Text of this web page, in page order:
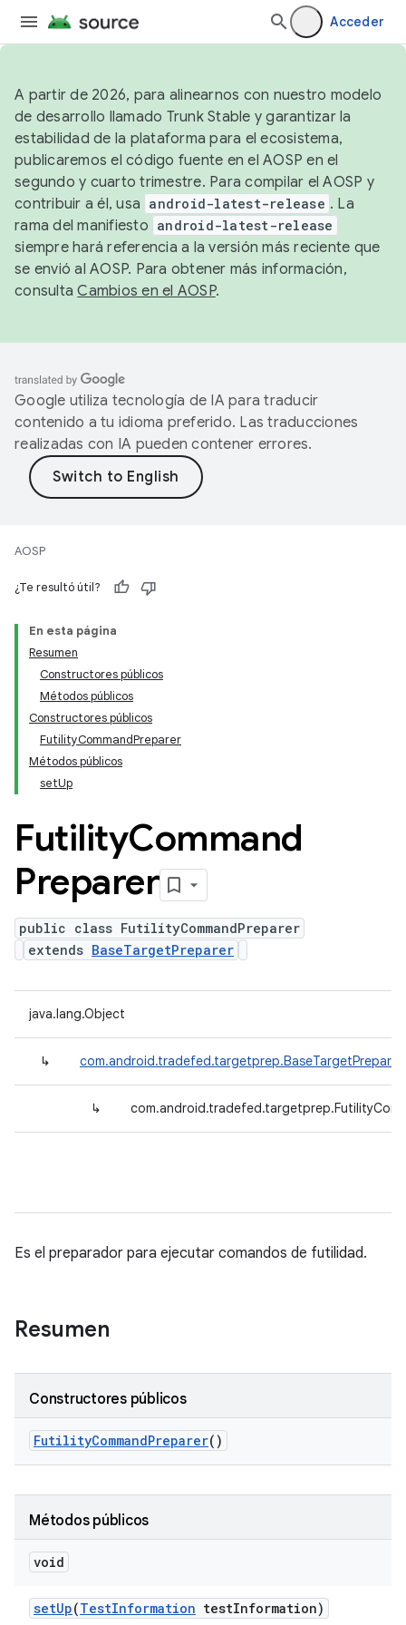
Acceder
A partir de 2026, para alinearnos con nuestro modelo
de desarrollo llamado Trunk Stable y garantizar la
estabilidad de la plataforma para el ecosistema,
publicaremos el código fuente en el AOSP en el
segundo y cuarto trimestre. Para compilar el AOSP y
contribuir a él, usa android-latest-release . La
rama del manifiesto android-latest-release
siempre hará referencia a la versión más reciente que
se envió al AOSP. Para obtener más información,
consultaCambios en el AOSP.
Google utiliza tecnología de IA para traducir
contenido a tu idioma preferido. Las traducciones
realizadas con IA pueden contener errores.
AOSP
¿Te resultó útil?
En esta página
Resumen
Constructores públicos
Métodos públicos
Constructores públicos
FutilityCommandPreparer
Métodos públicos
setUp
FutilityCommand
Preparer
public class FutilityCommandPreparer
extends BaseTargetPreparer
java.lang.Object
↳ com.android.tradefed.targetprep.BaseTargetPreparer
↳
Es el preparador para ejecutar comandos de futilidad.
Resumen
Constructores públicos
FutilityCommandPreparer()
Métodos públicos
void
setUp(TestInformation testInformation)